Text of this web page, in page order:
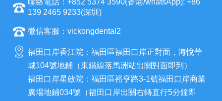
聯絡電話：+852 5374 3590(香港/whatsApp); +86
139 2465 9233(深圳)
微信客服：vickongdental2
福田口岸香江院：福田區福田口岸正對面，海悅華
城104號地鋪（東鐵線落馬洲站出關對面即到）
福田口岸星啟院：福田區裕亨路3-1號福田口岸商業
廣場地鋪034號（福田口岸出關右轉直行5分鐘即